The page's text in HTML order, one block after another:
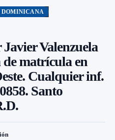
DOMINICANA
Valenzuela
matrícula en
Cualquier inf.
Santo